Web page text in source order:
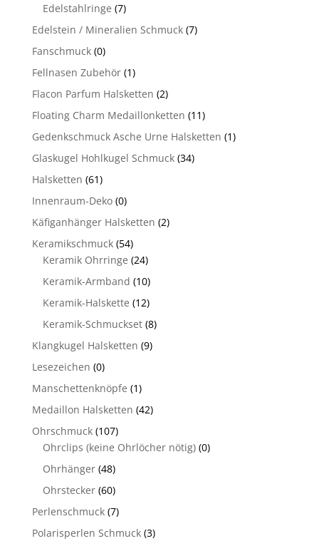
Edelstahlringe (7)
Edelstein / Mineralien Schmuck (7)
Fanschmuck (0)
Fellnasen Zubehör (1)
Flacon Parfum Halsketten (2)
Floating Charm Medaillonketten (11)
Gedenkschmuck Asche Urne Halsketten (1)
Glaskugel Hohlkugel Schmuck (34)
Halsketten (61)
Innenraum-Deko (0)
Käfiganhänger Halsketten (2)
Keramikschmuck (54)
Keramik Ohrringe (24)
Keramik-Armband (10)
Keramik-Halskette (12)
Keramik-Schmuckset (8)
Klangkugel Halsketten (9)
Lesezeichen (0)
Manschettenknöpfe (1)
Medaillon Halsketten (42)
Ohrschmuck (107)
Ohrclips (keine Ohrlöcher nötig) (0)
Ohrhänger (48)
Ohrstecker (60)
Perlenschmuck (7)
Polarisperlen Schmuck (3)